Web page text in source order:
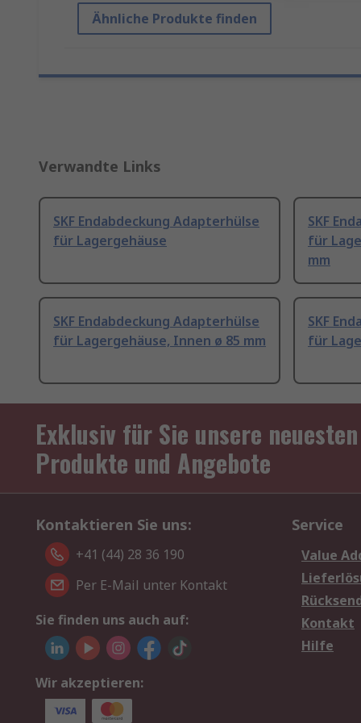
Ähnliche Produkte finden
Verwandte Links
SKF Endabdeckung Adapterhülse
für Lagergehäuse
SKF
für
mm
SKF Endabdeckung Adapterhülse
für Lagergehäuse, Innen ø 85 mm
SKF
für
Exklusiv für Sie unsere neuesten
Produkte und Angebote
Kontaktieren Sie uns:
+41 (44) 28 36 190
Per E-Mail unter Kontakt
Sie finden uns auch auf:
Wir akzeptieren:
Service
Value
Kontakt
Hilfe